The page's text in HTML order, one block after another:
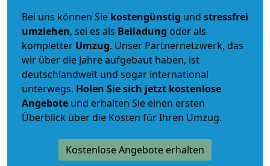
Bei uns können Sie kostengünstig und stressfrei
umziehen, sei es als Beiladung oder als
kompletter Umzug. Unser Partnernetzwerk, das
wir über die Jahre aufgebaut haben, ist
deutschlandweit und sogar international
unterwegs. Holen Sie sich jetzt kostenlose
Angebote und erhalten Sie einen ersten
Überblick über die Kosten für Ihren Umzug.
Kostenlose Angebote erhalten